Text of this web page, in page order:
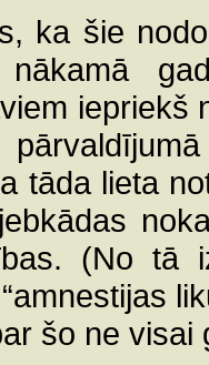
ka šie
iepriekš
tāda lieta
(No tā
šo ne visai